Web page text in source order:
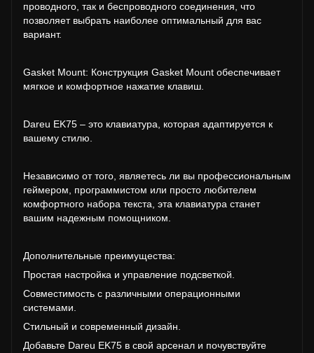
проводного, так и беспроводного соединения, что
позволяет выбрать наиболее оптимальный для вас
вариант.
Gasket Mount: Конструкция Gasket Mount обеспечивает
мягкое и комфортное нажатие клавиш.
Dareu EK75 – это клавиатура, которая адаптируется к
вашему стилю.
Независимо от того, являетесь ли вы профессиональным
геймером, программистом или просто любителем
комфортного набора текста, эта клавиатура станет
вашим надежным помощником.
Дополнительные преимущества:
Простая настройка и управление подсветкой.
Совместимость с различными операционными
системами.
Стильный и современный дизайн.
Добавьте Dareu EK75 в свой арсенал и почувствуйте